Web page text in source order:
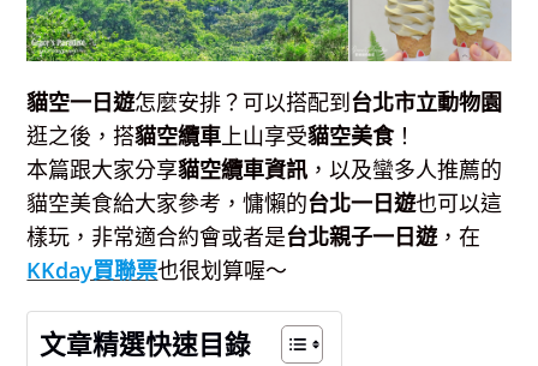
貓空一日遊怎麼安排？可以搭配到台北市立動物園
逛之後，搭貓空纜車 上山享受貓空美食！
本篇跟大家分享貓空纜車資訊，以及蠻多人推薦的
貓空美食給大家參考，慵懶的台北一日遊也可以這
樣玩，非常適合約會或者是台北親子一日遊 ，在
KKday買聯票也很划算喔～
文章精選快速目錄